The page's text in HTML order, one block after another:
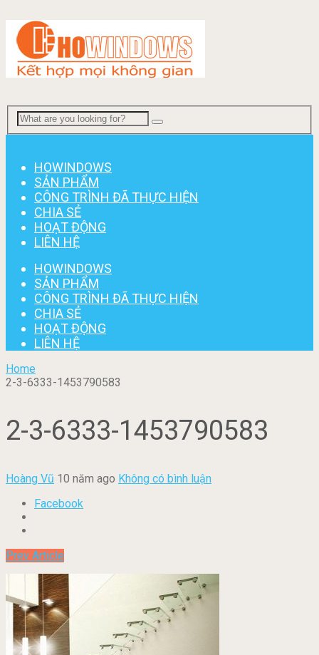
HOWINDOWS
SẢN PHẨM
CÔNG TRÌNH ĐÃ THỰC HIỆN
CHIA SẺ
HOẠT ĐỘNG
LIÊN HỆ
HOWINDOWS
SẢN PHẨM
CÔNG TRÌNH ĐÃ THỰC HIỆN
CHIA SẺ
HOẠT ĐỘNG
LIÊN HỆ
Home
2-3-6333-1453790583
2-3-6333-1453790583
Hoàng Vũ 10 năm ago Không có bình luận
Facebook
Prev Article